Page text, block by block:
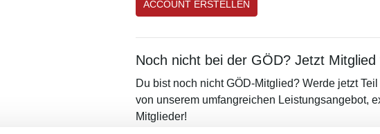
Noch nicht bei der GÖD? Jetzt Mitglied
Du bist noch nicht GÖD-Mitglied? Werde jetzt
von unserem umfangreichen Leistungsangebot,
Mitglieder!